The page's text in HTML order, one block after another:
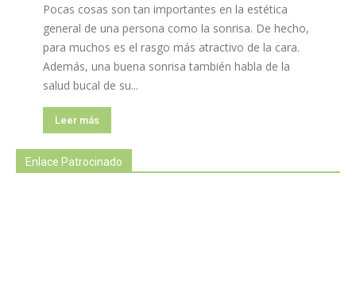
Pocas cosas son tan importantes en la estética
general de una persona como la sonrisa. De hecho,
para muchos es el rasgo más atractivo de la cara.
Además, una buena sonrisa también habla de la
salud bucal de su...
Leer más
Enlace Patrocinado